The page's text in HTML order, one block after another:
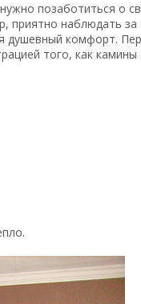
позаботиться о
приятно наблюдать за
душевный комфорт.
того, как камины